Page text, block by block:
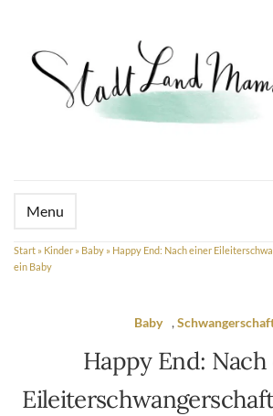
Menu
Start » Kinder » Baby » Happy End: Nach einer
ein Baby
Baby ,
Happy End: